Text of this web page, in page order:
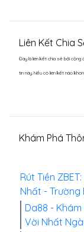
Liên Kết Chia
Đây là liên kết chia sẻ bới cộng
tin này. Nếu có liên kết nào
Khám Phá
Rút Tiền
Nhất - Trường
Da88 - Khám
Vời Nhất